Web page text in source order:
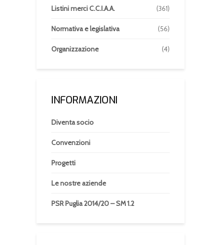
Listini merci C.C.I.A.A. (361)
Normativa e legislativa (56)
Organizzazione (4)
INFORMAZIONI
Diventa socio
Convenzioni
Progetti
Le nostre aziende
PSR Puglia 2014/20 – SM 1.2